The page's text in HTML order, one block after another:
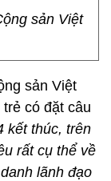
sản Việt
sản Việt
có đặt câu
kết thúc, trên
rất cụ thể về
lãnh đạo